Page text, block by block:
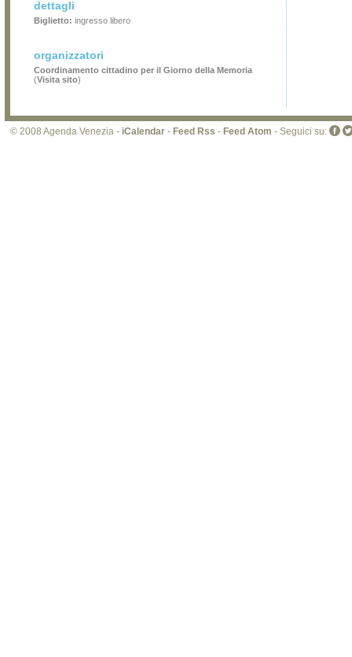
dettagli
Biglietto: ingresso libero
organizzatori
Coordinamento cittadino per il Giorno della Memoria
(Visita sito)
© 2008 Agenda Venezia - iCalendar - Feed Rss - Feed Atom - Seguici su: